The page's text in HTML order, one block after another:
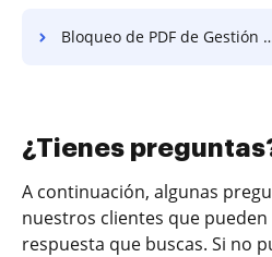
Bloqueo de PDF de Gestión de Documentos Questys
¿Tienes
A continuación, algunas
nuestros clientes que
respuesta que buscas. Si no